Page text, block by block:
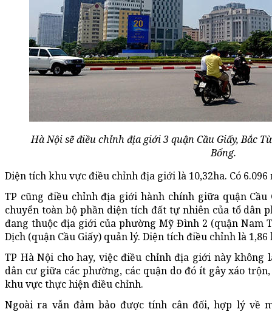
Hà Nội sẽ điều chỉnh địa giới 3 quận Cầu Giấy, Bắc
Bổng.
Diện tích khu vực điều chỉnh địa giới là 10,32ha. Có
TP cũng điều chỉnh địa giới hành chính giữa quận Cầu
chuyển toàn bộ phần diện tích đất tự nhiên của tổ dân
đang thuộc địa giới của phường Mỹ Đình 2 (quận Nam
Dịch (quận Cầu Giấy) quản lý. Diện tích điều chỉnh là
TP Hà Nội cho hay, việc điều chỉnh địa giới này không
dân cư giữa các phường, các quận do đó ít gây xáo
khu vực thực hiện điều chỉnh.
Ngoài ra vẫn đảm bảo được tính cân đối, hợp lý về